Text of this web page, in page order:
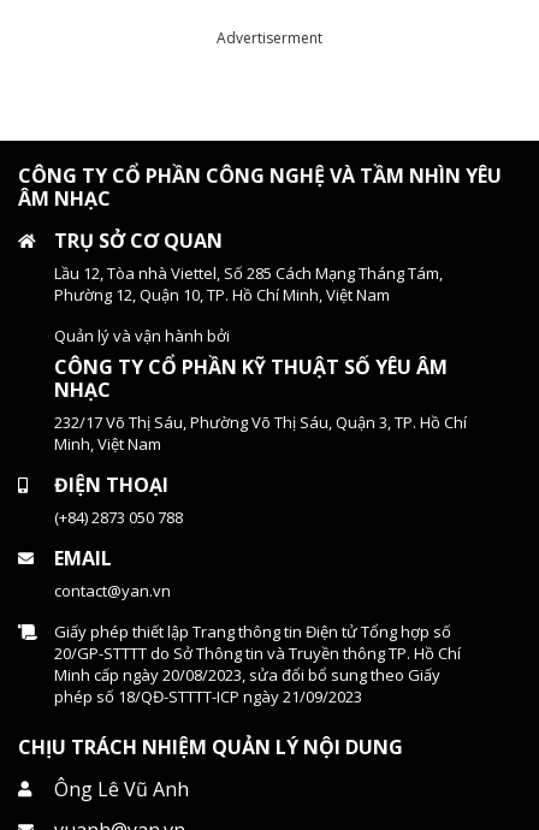
Advertiserment
CÔNG TY CỔ PHẦN CÔNG NGHỆ VÀ TẦM NHÌN YÊU
ÂM NHẠC
TRỤ SỞ CƠ QUAN
Lầu 12, Tòa nhà Viettel, Số 285 Cách Mạng Tháng Tám,
Phường 12, Quận 10, TP. Hồ Chí Minh, Việt Nam
Quản lý và vận hành bởi
CÔNG TY CỔ PHẦN KỸ THUẬT SỐ YÊU ÂM
NHẠC
232/17 Võ Thị Sáu, Phường Võ Thị Sáu, Quận 3, TP. Hồ Chí
Minh, Việt Nam
ĐIỆN THOẠI
(+84) 2873 050 788
EMAIL
contact@yan.vn
Giấy phép thiết lập Trang thông tin Điện tử Tổng hợp số
20/GP-STTTT do Sở Thông tin và Truyền thông TP. Hồ Chí
Minh cấp ngày 20/08/2023, sửa đổi bổ sung theo Giấy
phép số 18/QĐ-STTTT-ICP ngày 21/09/2023
CHỊU TRÁCH NHIỆM QUẢN LÝ NỘI DUNG
Ông Lê Vũ Anh